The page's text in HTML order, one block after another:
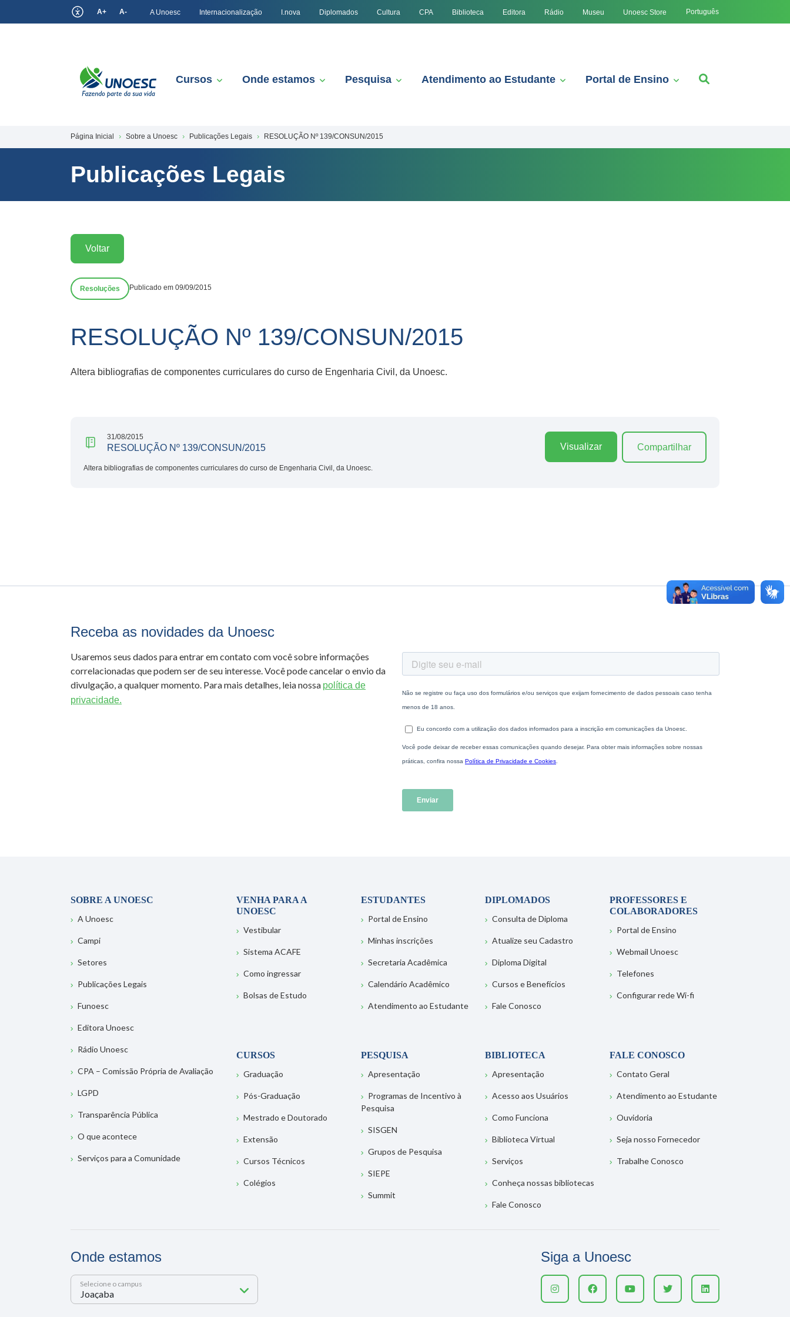
A+ A- A Unoesc Internacionalização I.nova Diplomados Cultura CPA Biblioteca Editora Rádio Museu Unoesc Store Português
Cursos Onde estamos Pesquisa Atendimento ao Estudante Portal de Ensino
Página Inicial Sobre a Unoesc Publicações Legais RESOLUÇÃO Nº 139/CONSUN/2015
Publicações Legais
Voltar
Resoluções Publicado em 09/09/2015
RESOLUÇÃO Nº 139/CONSUN/2015
Altera bibliografias de componentes curriculares do curso de Engenharia Civil, da Unoesc.
31/08/2015
RESOLUÇÃO Nº 139/CONSUN/2015
Altera bibliografias de componentes curriculares do curso de Engenharia Civil, da Unoesc.
Visualizar Compartilhar
Receba as novidades da Unoesc
Usaremos seus dados para entrar em contato com você sobre informações
correlacionadas que podem ser de seu interesse. Você pode cancelar o envio da
divulgação, a qualquer momento. Para mais detalhes, leia nossa política de
privacidade.
SOBRE A UNOESC
A Unoesc
Campi
Setores
Publicações Legais
Funoesc
Editora Unoesc
Rádio Unoesc
CPA – Comissão Própria de Avaliação
LGPD
Transparência Pública
O que acontece
Serviços para a Comunidade
VENHA PARA A
UNOESC
Vestibular
Sistema ACAFE
Como ingressar
Bolsas de Estudo
ESTUDANTES
Portal de Ensino
Minhas inscrições
Secretaria Acadêmica
Calendário Acadêmico
Atendimento ao Estudante
DIPLOMADOS
Consulta de Diploma
Atualize seu Cadastro
Diploma Digital
Cursos e Benefícios
Fale Conosco
PROFESSORES E
COLABORADORES
Portal de Ensino
Webmail Unoesc
Telefones
Configurar rede Wi-fi
CURSOS
Graduação
Pós-Graduação
Mestrado e Doutorado
Extensão
Cursos Técnicos
Colégios
PESQUISA
Apresentação
Programas de Incentivo à
Pesquisa
SISGEN
Grupos de Pesquisa
SIEPE
Summit
BIBLIOTECA
Apresentação
Acesso aos Usuários
Como Funciona
Biblioteca Virtual
Serviços
Conheça nossas bibliotecas
Fale Conosco
FALE CONOSCO
Contato Geral
Atendimento ao Estudante
Ouvidoria
Seja nosso Fornecedor
Trabalhe Conosco
Onde estamos
Selecione o campus
Siga a Unoesc